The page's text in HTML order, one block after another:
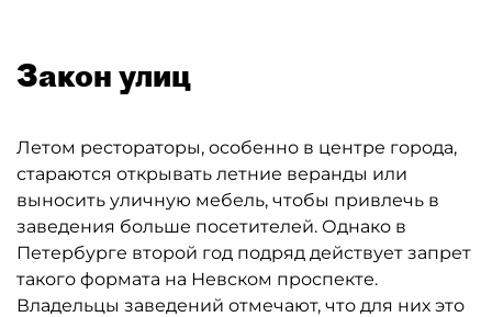
Закон улиц
Летом рестораторы, особенно в центре города,
стараются открывать летние веранды или
выносить уличную мебель, чтобы привлечь в
заведения больше посетителей. Однако в
Петербурге второй год подряд действует запрет
такого формата на Невском проспекте.
Владельцы заведений отмечают, что для них это